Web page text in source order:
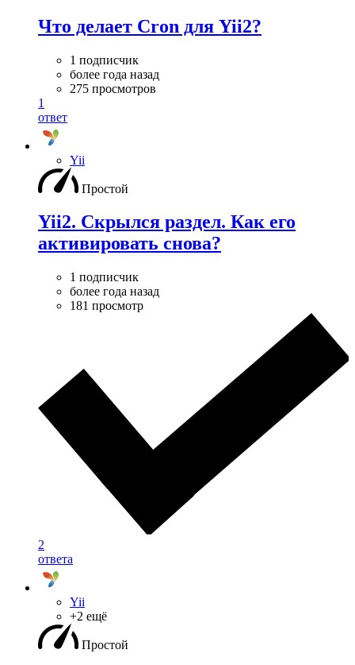
Что делает Cron для Yii2?
1 подписчик
более года назад
275 просмотров
1
ответ
Yii
Простой
Yii2. Скрылся раздел. Как его
активировать снова?
1 подписчик
более года назад
181 просмотр
2
ответа
Yii
+2 ещё
Простой